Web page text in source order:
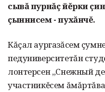
сывă пурнăç йĕрки
çыннисем - пухăнчĕ.
Кăçал аургазăсем
педуниверситетăн
лонтерсен „Снежный
участникĕсем